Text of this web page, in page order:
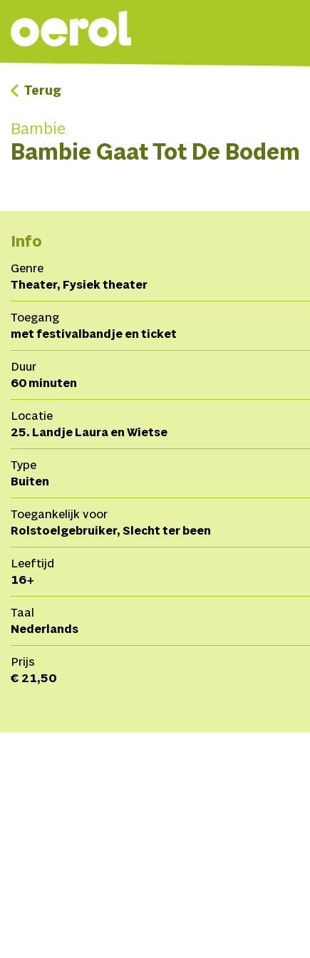
Terug
Bambie
Bambie Gaat Tot De Bodem
Info
Genre
Theater, Fysiek theater
Toegang
met festivalbandje en ticket
Duur
60 minuten
Locatie
25. Landje Laura en Wietse
Type
Buiten
Toegankelijk voor
Rolstoelgebruiker, Slecht ter been
Leeftijd
16+
Taal
Nederlands
Prijs
€ 21,50